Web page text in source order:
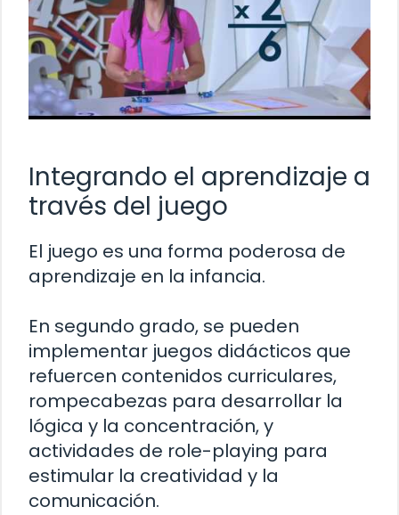
Integrando el aprendizaje a
través del juego
El juego es una forma poderosa de
aprendizaje en la infancia.
En segundo grado, se pueden
implementar juegos didácticos que
refuercen contenidos curriculares,
rompecabezas para desarrollar la
lógica y la concentración, y
actividades de role-playing para
estimular la creatividad y la
comunicación.